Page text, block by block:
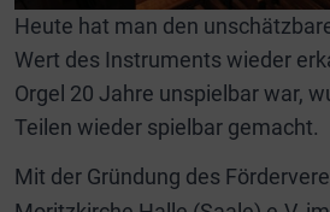
Heute hat man den
Wert des Instruments wieder
Orgel 20 Jahre unspielbar war,
Teilen wieder spielbar gemacht.
Mit der Gründung des